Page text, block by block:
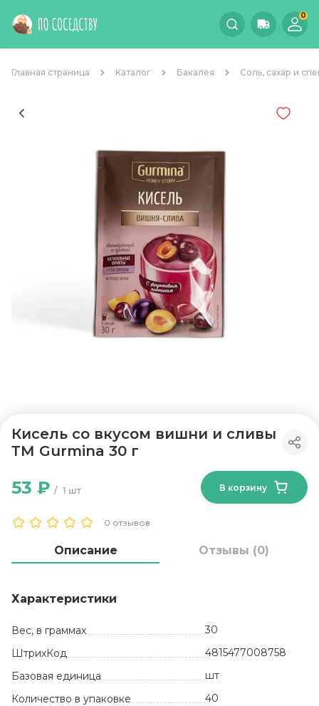
0
Главная страница Каталог Бакалея Соль, сахар и
Кисель со вкусом вишни и сливы
ТМ Gurmina 30 г
0 отзывов
1 шт
53 ₽ В корзину
Описание Отзывы (0)
Характеристики
Вес, в граммах
30
ШтрихКод
4815477008758
Базовая единица
шт
Количество в упаковке
40